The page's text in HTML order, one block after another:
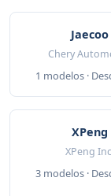
Jaecoo
Chery
1 modelos ·
XPeng
XPeng
3 modelos ·